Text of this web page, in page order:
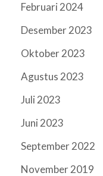
Februari 2024
Desember 2023
Oktober 2023
Agustus 2023
Juli 2023
Juni 2023
September 2022
November 2019